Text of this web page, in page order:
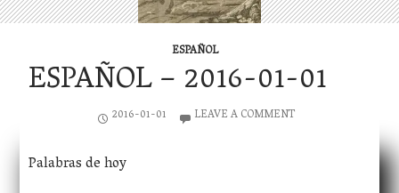
ESPAÑOL
ESPAÑOL – 2016-01-01
2016-01-01 LEAVE A COMMENT
Palabras de hoy